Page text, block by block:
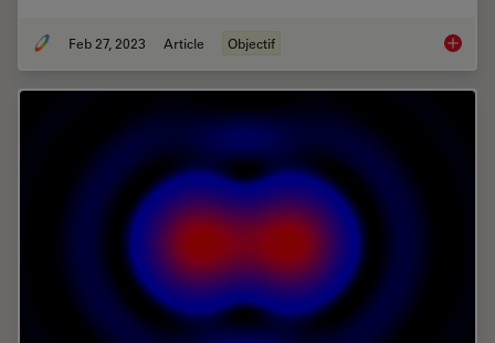
Feb 27, 2023 Article Objectif